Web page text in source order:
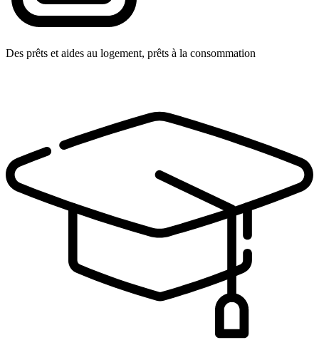
Des prêts et aides au logement, prêts à la consommation